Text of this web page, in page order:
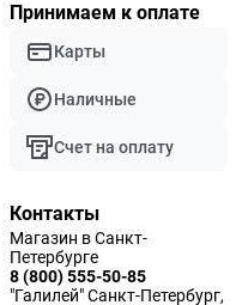
Принимаем к оплате
Карты
Наличные
Счет на оплату
Контакты
Магазин в Санкт-
Петербурге
8 (800) 555-50-85
"Галилей" Санкт-Петербург,